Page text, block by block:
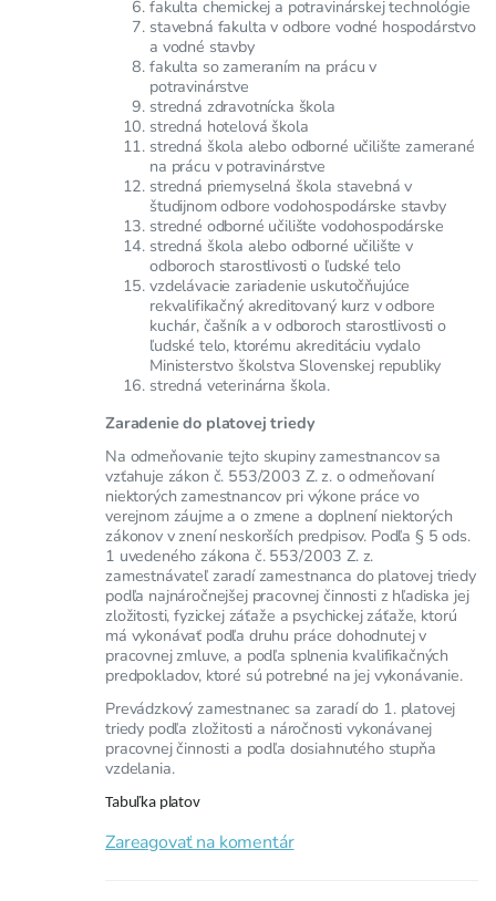
fakulta chemickej a potravinárskej technológie
stavebná fakulta v odbore vodné hospodárstvo
a vodné stavby
fakulta so zameraním na prácu v
potravinárstve
stredná zdravotnícka škola
stredná hotelová škola
stredná škola alebo odborné učilište zamerané
na prácu v potravinárstve
stredná priemyselná škola stavebná v
študijnom odbore vodohospodárske stavby
stredné odborné učilište vodohospodárske
stredná škola alebo odborné učilište v
odboroch starostlivosti o ľudské telo
vzdelávacie zariadenie uskutočňujúce
rekvalifikačný akreditovaný kurz v odbore
kuchár, čašník a v odboroch starostlivosti o
ľudské telo, ktorému akreditáciu vydalo
Ministerstvo školstva Slovenskej republiky
stredná veterinárna škola.
Zaradenie do platovej triedy
Na odmeňovanie tejto skupiny zamestnancov sa
vzťahuje zákon č. 553/2003 Z. z. o odmeňovaní
niektorých zamestnancov pri výkone práce vo
verejnom záujme a o zmene a doplnení niektorých
zákonov v znení neskorších predpisov. Podľa § 5 ods.
1 uvedeného zákona č. 553/2003 Z. z.
zamestnávateľ zaradí zamestnanca do platovej triedy
podľa najnáročnejšej pracovnej činnosti z hľadiska jej
zložitosti, fyzickej záťaže a psychickej záťaže, ktorú
má vykonávať podľa druhu práce dohodnutej v
pracovnej zmluve, a podľa splnenia kvalifikačných
predpokladov, ktoré sú potrebné na jej vykonávanie.
Prevádzkový zamestnanec sa zaradí do 1. platovej
triedy podľa zložitosti a náročnosti vykonávanej
pracovnej činnosti a podľa dosiahnutého stupňa
vzdelania.
Tabuľka platov
Zareagovať na komentár